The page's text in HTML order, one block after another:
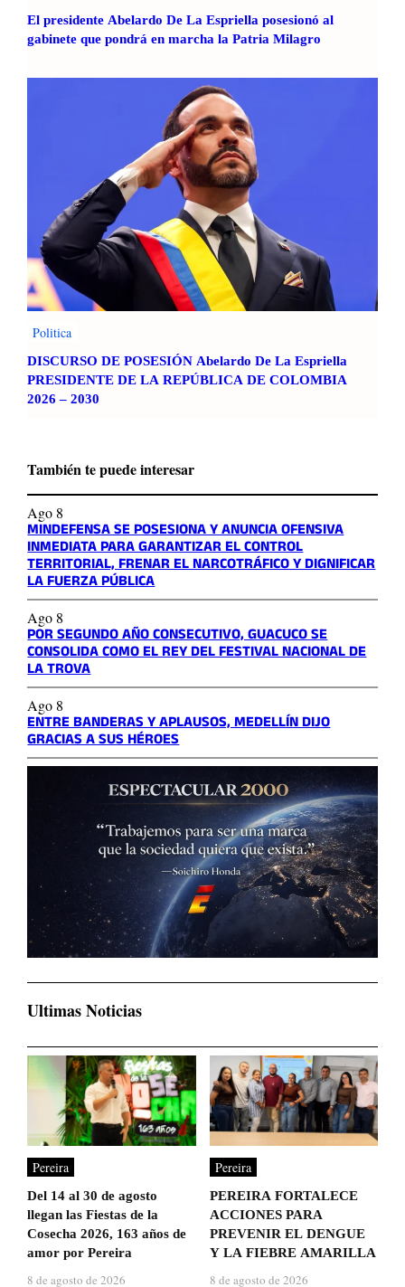
El presidente Abelardo De La Espriella posesionó al
gabinete que pondrá en marcha la Patria Milagro
Politica
DISCURSO DE POSESIÓN Abelardo De La Espriella
PRESIDENTE DE LA REPÚBLICA DE COLOMBIA
2026 – 2030
También te puede interesar
Ago 8
MINDEFENSA SE POSESIONA Y ANUNCIA OFENSIVA
INMEDIATA PARA GARANTIZAR EL CONTROL
TERRITORIAL, FRENAR EL NARCOTRÁFICO Y DIGNIFICAR
LA FUERZA PÚBLICA
Ago 8
POR SEGUNDO AÑO CONSECUTIVO, GUACUCO SE
CONSOLIDA COMO EL REY DEL FESTIVAL NACIONAL DE
LA TROVA
Ago 8
ENTRE BANDERAS Y APLAUSOS, MEDELLÍN DIJO
GRACIAS A SUS HÉROES
Ultimas Noticias
Pereira
Del 14 al 30 de agosto
llegan las Fiestas de la
Cosecha 2026, 163 años de
amor por Pereira
8 de agosto de 2026
Pereira
PEREIRA FORTALECE
ACCIONES PARA
PREVENIR EL DENGUE
Y LA FIEBRE AMARILLA
8 de agosto de 2026